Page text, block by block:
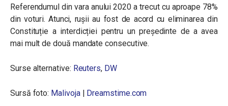
Referendumul din vara anului 2020 a trecut cu aproape 78%
din voturi. Atunci, rușii au fost de acord cu eliminarea din
Constituție a interdicției pentru un președinte de a avea
mai mult de două mandate consecutive.
Surse alternative: Reuters, DW
Sursă foto: Malivoja| Dreamstime.com